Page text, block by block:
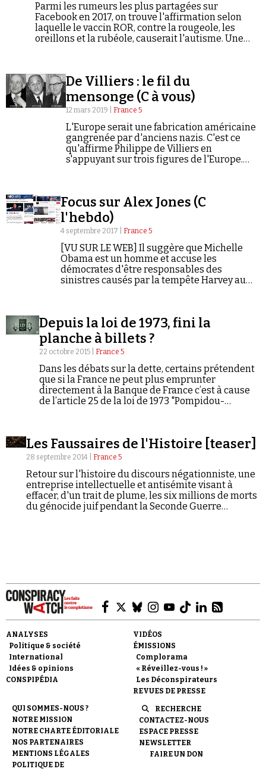
Parmi les rumeurs les plus partagées sur
Facebook en 2017, on trouve l'affirmation selon
laquelle le vaccin ROR, contre la rougeole, les
oreillons et la rubéole, causerait l'autisme. Une
elle continuer à prospérer sur le Web ? Une fausse
information aux graves conséquences pour la
santé publique.
De Villiers : le fil du
mensonge (C à vous)
12 mars 2019 | France 5
L'Europe serait une fabrication américaine
gangrenée par d'anciens nazis. C'est ce
qu'affirme Philippe de Villiers en
s'appuyant sur trois figures de l'Europe.
Focus sur Alex Jones (C
l'hebdo)
4 septembre 2017 | France 5
[VU SUR LE WEB] Il suggère que Michelle
Obama est un homme et accuse les
démocrates d'être responsables des
sinistres causés par la tempête Harvey au
Depuis la loi de 1973, fini la
planche à billets ?
22 octobre 2015 | France 5
Dans les débats sur la dette, certains prétendent
que si la France ne peut plus emprunter
directement à la Banque de France c’est à cause
de l’article 25 de la loi de 1973 "Pompidou-
du 24 juillet 1936. Mais cette interdiction n’existe
pas vraiment.
Les Faussaires de l'Histoire [teaser]
28 septembre 2014 | France 5
Retour sur l'histoire du discours négationniste, une
entreprise intellectuelle et antisémite visant à
effacer, d'un trait de plume, les six millions de morts
du génocide juif pendant la Seconde Guerre
certaine réorientation, qui s'étend ensuite jusqu'à la
fin des années 90 vers le monde arabo-musulman,
portée par la star déchue du parti communiste
Roger Garaudy.
ANALYSES
Politique & société
International
Idées & opinions
CONSPIPÉDIA
VIDÉOS
ÉMISSIONS
Complorama
« Réveillez-vous ! »
Les Déconspirateurs
REVUES DE PRESSE
QUI SOMMES-NOUS ?
NOTRE MISSION
NOTRE CHARTE ÉDITORIALE
NOS PARTENAIRES
MENTIONS LÉGALES
POLITIQUE DE
RECHERCHE
CONTACTEZ-NOUS
ESPACE PRESSE
NEWSLETTER
FAIRE UN DON